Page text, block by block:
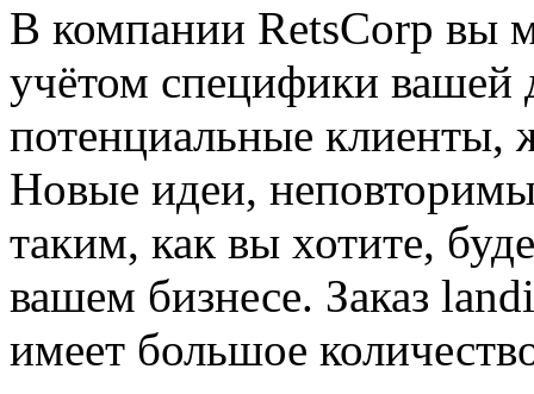
В компании RetsCorp вы
учётом специфики вашей
потенциальные клиенты,
Новые идеи,
таким, как вы хотите,
вашем бизнесе. Заказ
имеет большое